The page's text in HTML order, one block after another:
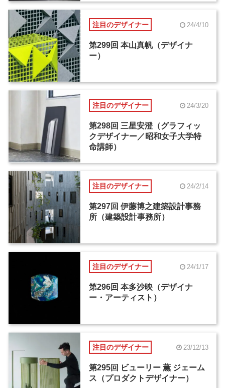
注目のデザイナー 24/4/10
第299回 本山真帆（デザイナ
ー）
注目のデザイナー 24/3/20
第298回 三星安澄（グラフィッ
クデザイナー／昭和女子大学特
命講師）
注目のデザイナー 24/2/14
第297回 伊藤博之建築設計事務
所（建築設計事務所）
注目のデザイナー 24/1/17
第296回 本多沙映（デザイナ
ー・アーティスト）
注目のデザイナー 23/12/13
第295回 ビューリー 薫 ジェーム
ス（プロダクトデザイナー）